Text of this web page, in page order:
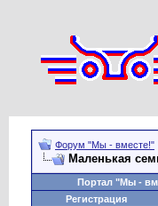
Форум "Мы - вместе!"
Маленькая
Портал "Мы -
Регистрация